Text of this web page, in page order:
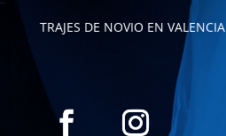
TRAJES DE NOVIO EN VALENCIA